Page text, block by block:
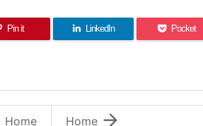
Pin it LinkedIn Pocket

Home
Home